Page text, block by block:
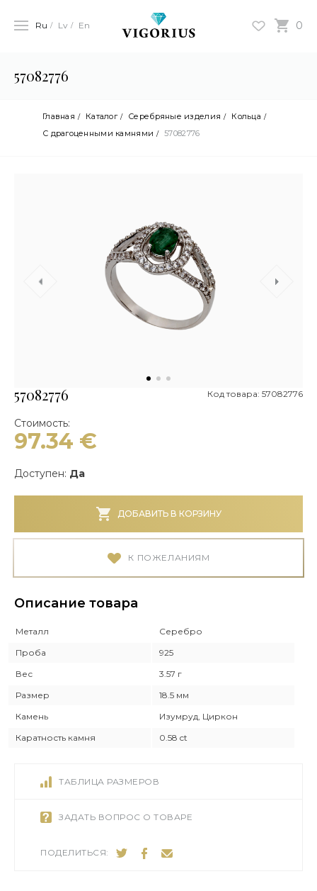
0
Ru Lv En
57082776
Главная Каталог Серебряные изделия
Кольца
С драгоценными камнями
57082776
57082776 Код товара: 57082776
Стоимость:
97.34 €
Доступен: Да
ДОБАВИТЬ В КОРЗИНУ
К ПОЖЕЛАНИЯМ
Описание товара
Металл
Серебро
Проба
925
Вес
3.57 г
Размер
18.5 мм
Камень
Изумруд, Циркон
Каратность камня
0.58 ct
ТАБЛИЦА РАЗМЕРОВ
ЗАДАТЬ ВОПРОС О ТОВАРЕ
ПОДЕЛИТЬСЯ: